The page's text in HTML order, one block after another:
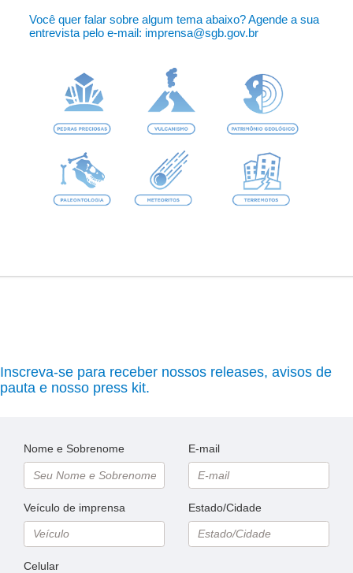
Você quer falar sobre algum tema abaixo? Agende a sua
entrevista pelo e-mail: imprensa@sgb.gov.br
Inscreva-se para receber nossos releases, avisos de
pauta e nosso press kit.
Nome e Sobrenome E-mail
Veículo de imprensa Estado/Cidade
Celular